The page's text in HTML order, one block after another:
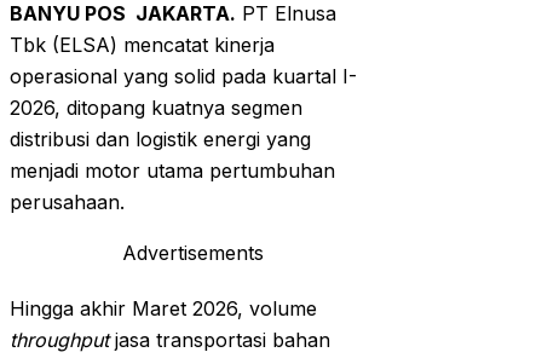
BANYU POS JAKARTA. PT Elnusa
Tbk (ELSA) mencatat kinerja
operasional yang solid pada kuartal I-
2026, ditopang kuatnya segmen
distribusi dan logistik energi yang
menjadi motor utama pertumbuhan
perusahaan.
Advertisements
Hingga akhir Maret 2026, volume
throughputjasa transportasi bahan